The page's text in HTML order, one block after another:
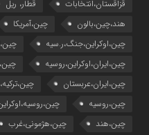
قزاقستان،انتخابات
قطار، ریل
هند،چین،بالون
چین،آمریکا
چین،اوکراین،جنگ،ر.سیه
چین،ایران،اوکراین،روسیه
چین،ایران،عربستان
چین،روسیه
چین،هند
چین،هژمونی،غرب